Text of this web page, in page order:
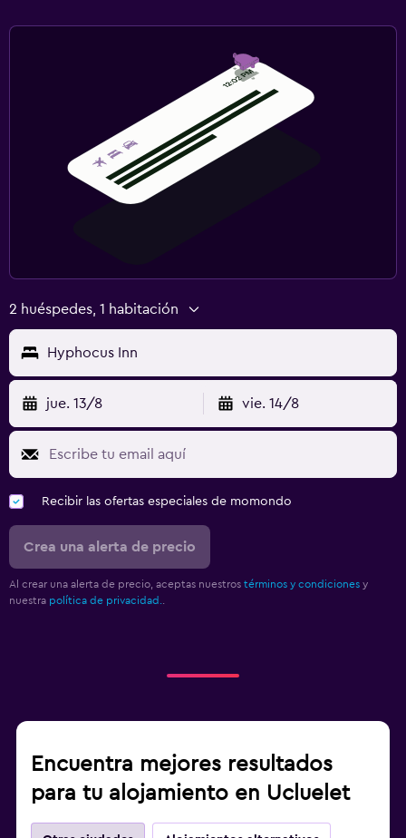
2 huéspedes, 1 habitación
Hyphocus Inn
jue. 13/8 vie. 14/8
Recibir las ofertas especiales de momondo
Crea una alerta de precio
Al crear una alerta de precio, aceptas nuestros términos y condiciones y
nuestra política de privacidad.
Encuentra mejores resultados
para tu alojamiento en Ucluelet